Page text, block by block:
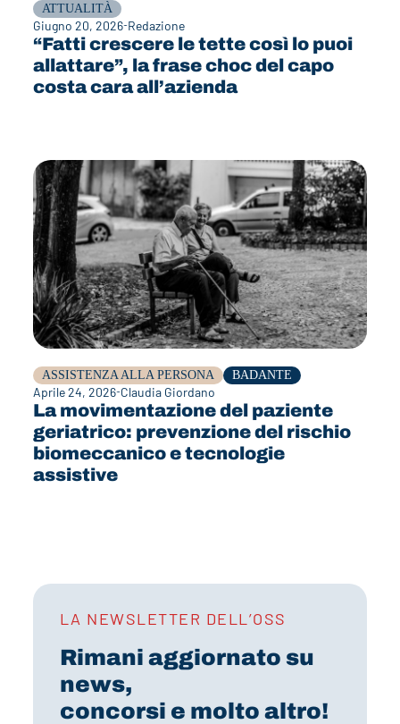
ATTUALITÀ
Giugno 20, 2026 Redazione
“Fatti crescere le tette così lo puoi
allattare”, la frase choc del capo
costa cara all’azienda
ASSISTENZA ALLA PERSONA BADANTE
Aprile 24, 2026 Claudia Giordano
La movimentazione del paziente
geriatrico: prevenzione del rischio
biomeccanico e tecnologie
assistive
LA NEWSLETTER DELL’OSS
Rimani aggiornato su
news,
concorsi e molto altro!